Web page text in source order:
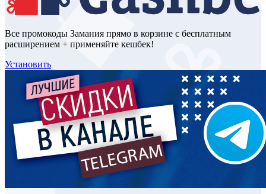
Все промокоды Замания прямо в корзине с бесплатным
расширением + применяйте кешбек!
Установить